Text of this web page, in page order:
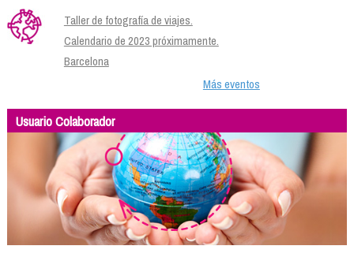
Taller de fotografía de viajes.
Calendario de 2023 próximamente.
Barcelona
Más eventos
Usuario Colaborador